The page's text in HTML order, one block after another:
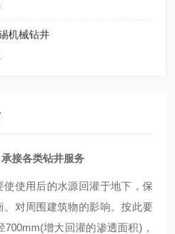
机械钻井
接各类钻井服务
使用后的水源回灌于地下，保
对周围建筑物的影响。按此要
增大回灌的渗透面积)，